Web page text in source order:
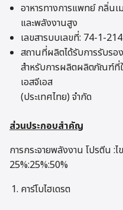
อาหารทางการแพทย์ กลิ่น
และพลังงานสูง
เลขสารบบเลขที่: 74-1-
สถานที่ผลิตได้รับการรับร
สำหรับการผลิตผลิตภัณฑ์ที่
เอสจีเอส
(ประเทศไทย) จำกัด
ส่วนประกอบสำคัญ
การกระจายพลังงาน โปรตีน :ไ
25%:25%:50%
คาร์โบไฮเดรต